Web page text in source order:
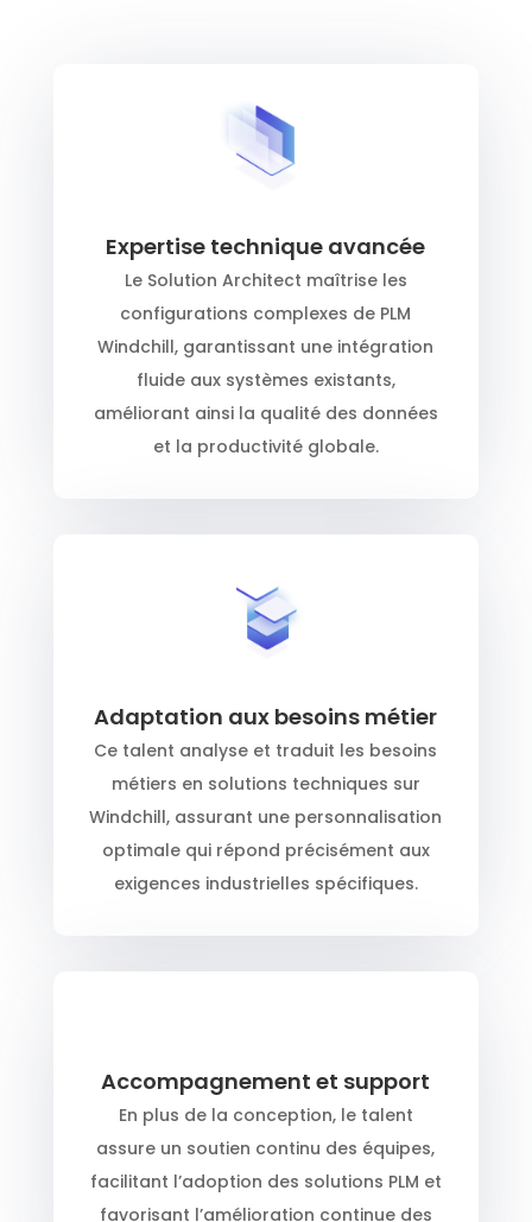
Expertise technique avancée
Le Solution Architect maîtrise les
configurations complexes de PLM
Windchill, garantissant une intégration
fluide aux systèmes existants,
améliorant ainsi la qualité des données
et la productivité globale.
Adaptation aux besoins métier
Ce talent analyse et traduit les besoins
métiers en solutions techniques sur
Windchill, assurant une personnalisation
optimale qui répond précisément aux
exigences industrielles spécifiques.
Accompagnement et support
En plus de la conception, le talent
assure un soutien continu des équipes,
facilitant l’adoption des solutions PLM et
favorisant l’amélioration continue des